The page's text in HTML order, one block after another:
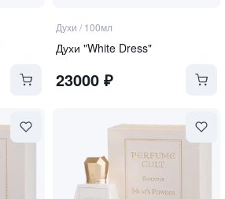
Духи / 100мл
Духи "White Dress"
23000₽